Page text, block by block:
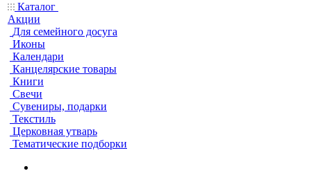
Каталог
Акции
Для семейного досуга
Иконы
Календари
Канцелярские товары
Книги
Свечи
Сувениры, подарки
Текстиль
Церковная утварь
Тематические подборки